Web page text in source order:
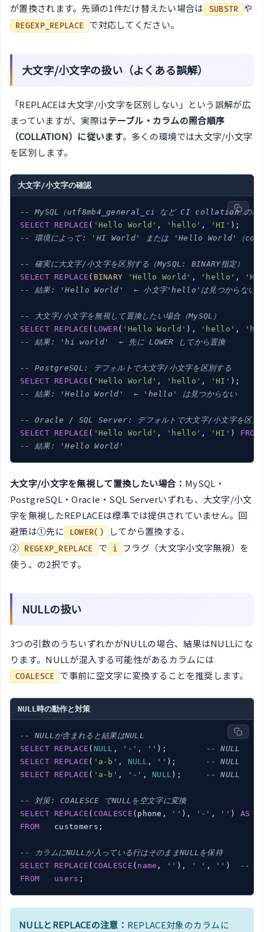
が置換されます。先頭の1件だけ替えたい場合は SUBSTR や
REGEXP_REPLACE で対応してください。
大文字/小文字の扱い（よくある誤解）
「REPLACEは大文字/小文字を区別しない」という誤解が広
まっていますが、実際はテーブル・カラムの照合順序
（COLLATION）に従います。多くの環境では大文字/小文字
を区別します。
大文字/小文字の確認
-- MySQL（utf8mb4_general_ci など CI collation の場合
SELECT
REPLACE ( 'Hello World' , 'hello' , 'HI'
-- 環境によって: 'HI World' または 'Hello World'（
-- 確実に大文字/小文字を区別する（MySQL: BINARY指定）
SELECT
REPLACE ( BINARY 'Hello World' , 'hello' ,
-- 結果: 'Hello World'  ← 小文字'hello'は見つからない
-- 大文字/小文字を無視して置換したい場合（MySQL）
SELECT
REPLACE ( LOWER( 'Hello World' ), 'hello' ,
-- 結果: 'hi world'  ← 先に LOWER してから置換
-- PostgreSQL: デフォルトで大文字/小文字を区別する
SELECT
REPLACE ( 'Hello World' , 'hello' , 'HI'
-- 結果: 'Hello World'  ← 'hello' は見つからない
-- Oracle / SQL Server: デフォルトで大文字/小文字を区別
SELECT
REPLACE ( 'Hello World' , 'hello' , 'HI' ) FROM
-- 結果: 'Hello World'
大文字/小文字を無視して置換したい場合： MySQL・
PostgreSQL・Oracle・SQL Serverいずれも、大文字/小文
字を無視したREPLACEは標準では提供されていません。回
避策は①先に
LOWER()
してから置換する、
②
REGEXP_REPLACE で i
フラグ（大文字小文字無視）を
使う、の2択です。
NULLの扱い
3つの引数のうちいずれかがNULLの場合、結果はNULLにな
ります。NULLが混入する可能性があるカラムには
COALESCE で事前に空文字に変換することを推奨します。
NULL時の動作と対策
-- NULLが含まれると結果はNULL
SELECT
REPLACE ( NULL , '-' , '' );
-- NULL
SELECT
REPLACE ( 'a-b' , NULL, '' );
-- NULL
SELECT
REPLACE ( 'a-b' , '-' , NULL ); -- NULL
-- 対策: COALESCE でNULLを空文字に変換
SELECT
REPLACE ( COALESCE (phone, '' ), '-' , '' ) AS
FROM
   customers;
-- カラムにNULLが入っている行はそのままNULLを保持
SELECT
REPLACE ( COALESCE ( name , '' ), ' ' , '' )
--
FROM
users
NULLとREPLACEの注意： REPLACE対象のカラムに